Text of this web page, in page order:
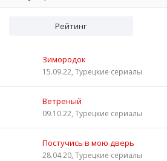
Рейтинг
Зимородок
15.09.22, Турецкие сериалы
Ветреный
09.10.22, Турецкие сериалы
Постучись в мою дверь
28.04.20, Турецкие сериалы